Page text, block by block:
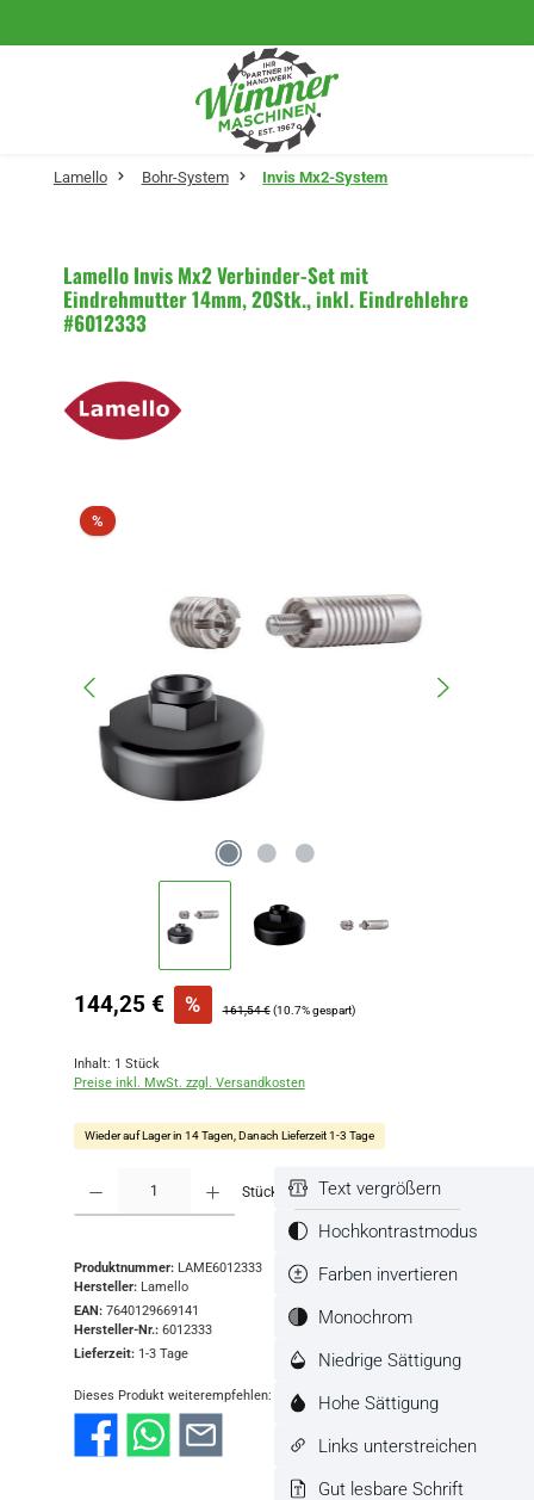
Lamello Bohr-System Invis Mx2-System
Lamello Invis Mx2 Verbinder-Set mit
Eindrehmutter 14mm, 20Stk., inkl. Eindrehlehre
#6012333
%Rabatt
Verkaufspreis:
144,25 € % Regulärer Preis:
161,54 € (10.7% gespart)
Inhalt: 1 Stück
Preise inkl. MwSt. zzgl. Versandkosten
Wieder auf Lager in 14 Tagen, Danach Lieferzeit 1-3 Tage
Produkt Anzahl: Gib den gewünschten Wert ein oder benutze die
Stück In den Warenkorb
Produktnummer: LAME6012333
Hersteller: Lamello
EAN: 7640129669141
Hersteller-Nr.: 6012333
Lieferzeit: 1-3 Tage
Dieses Produkt weiterempfehlen:
Text vergrößern
Hochkontrastmodus
Farben invertieren
Monochrom
Niedrige Sättigung
Hohe Sättigung
Links unterstreichen
Gut lesbare Schrift